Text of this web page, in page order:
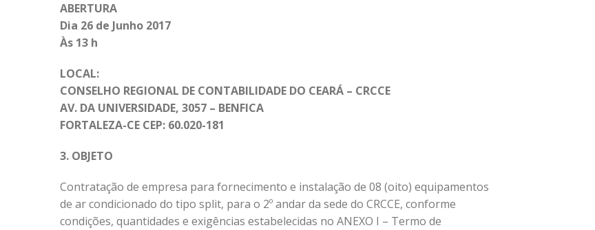
ABERTURA
Dia 26 de Junho 2017
Às 13 h
LOCAL:
CONSELHO REGIONAL DE CONTABILIDADE DO CEARÁ – CRCCE
AV. DA UNIVERSIDADE, 3057 – BENFICA
FORTALEZA-CE CEP: 60.020-181
3. OBJETO
Contratação de empresa para fornecimento e instalação de 08 (oito) equipamentos
de ar condicionado do tipo split, para o 2º andar da sede do CRCCE, conforme
condições, quantidades e exigências estabelecidas no ANEXO I – Termo de